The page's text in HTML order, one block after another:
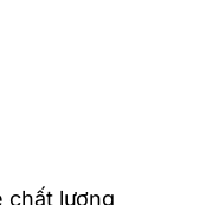
chất lượng